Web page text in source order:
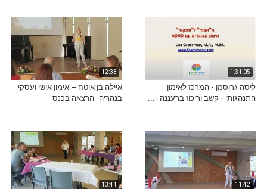
1:31:05
ליסה גרוסמן - המרכז לאימון
התנהגותי - קשב וריכוז ברעננה -...
12:33
איילה בן איטח – אימון אישי ועסקי
בנהריה- הרצאה בכנס
11:42
13:41